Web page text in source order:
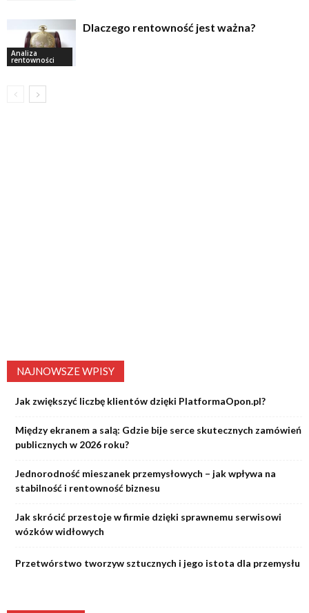
Analiza
rentowności
Dlaczego rentowność jest ważna?
NAJNOWSZE WPISY
Jak zwiększyć liczbę klientów dzięki PlatformaOpon.pl?
Między ekranem a salą: Gdzie bije serce skutecznych zamówień
publicznych w 2026 roku?
Jednorodność mieszanek przemysłowych – jak wpływa na
stabilność i rentowność biznesu
Jak skrócić przestoje w firmie dzięki sprawnemu serwisowi
wózków widłowych
Przetwórstwo tworzyw sztucznych i jego istota dla przemysłu